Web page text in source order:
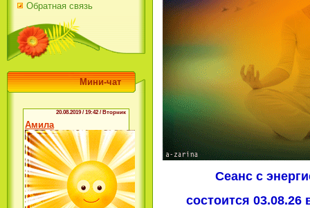
Обратная связь
Мини-чат
Сеанс с
состоится